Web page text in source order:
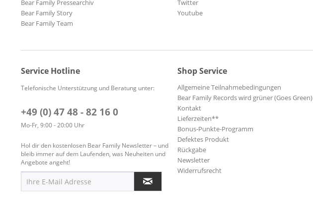
Weltmusik
Bear Family Pressearchiv
Bear Family Story
Bear Family Team
Twitter
Youtube
Service Hotline
Telefonische Unterstützung und Beratung unter:
+49 (0) 47 48 - 82 16 0
Mo-Fr, 9:00 - 20:00 Uhr
Hol dir den kostenlosen Bear Family Newsletter – und
bleib immer auf dem Laufenden, was Neuheiten und
Angebote angeht!
Shop Service
Allgemeine Teilnahmebedingungen
Bear Family Records wird grüner (Goes Green)
Kontakt
Lieferzeiten**
Bonus-Punkte-Programm
Defektes Produkt
Rückgabe
Newsletter
Widerrufsrecht